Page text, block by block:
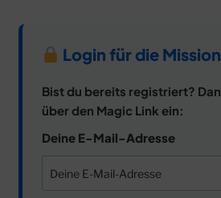
Login für die
Bist du bereits registriert?
über den Magic Link ein:
Deine E-Mail-Adresse